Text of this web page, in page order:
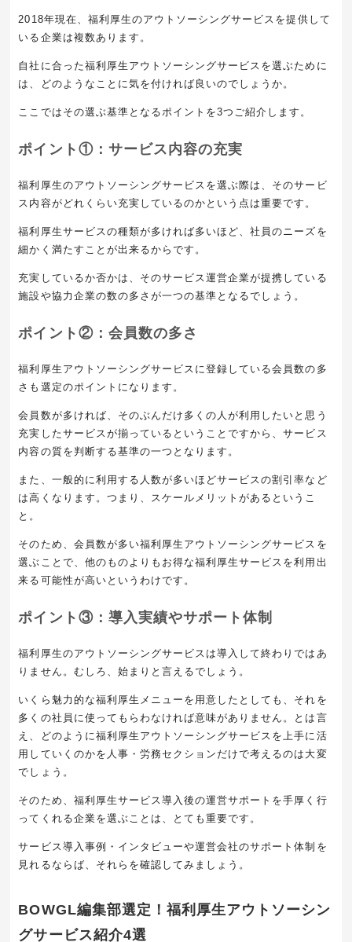
2018年現在、福利厚生のアウトソーシングサービスを提供して
いる企業は複数あります。
自社に合った福利厚生アウトソーシングサービスを選ぶために
は、どのようなことに気を付ければ良いのでしょうか。
ここではその選ぶ基準となるポイントを3つご紹介します。
ポイント①：サービス内容の充実
福利厚生のアウトソーシングサービスを選ぶ際は、そのサービ
ス内容がどれくらい充実しているのかという点は重要です。
福利厚生サービスの種類が多ければ多いほど、社員のニーズを
細かく満たすことが出来るからです。
充実しているか否かは、そのサービス運営企業が提携している
施設や協力企業の数の多さが一つの基準となるでしょう。
ポイント②：会員数の多さ
福利厚生アウトソーシングサービスに登録している会員数の多
さも選定のポイントになります。
会員数が多ければ、そのぶんだけ多くの人が利用したいと思う
充実したサービスが揃っているということですから、サービス
内容の質を判断する基準の一つとなります。
また、一般的に利用する人数が多いほどサービスの割引率など
は高くなります。つまり、スケールメリットがあるというこ
と。
そのため、会員数が多い福利厚生アウトソーシングサービスを
選ぶことで、他のものよりもお得な福利厚生サービスを利用出
来る可能性が高いというわけです。
ポイント③：導入実績やサポート体制
福利厚生のアウトソーシングサービスは導入して終わりではあ
りません。むしろ、始まりと言えるでしょう。
いくら魅力的な福利厚生メニューを用意したとしても、それを
多くの社員に使ってもらわなければ意味がありません。とは言
え、どのように福利厚生アウトソーシングサービスを上手に活
用していくのかを人事・労務セクションだけで考えるのは大変
でしょう。
そのため、福利厚生サービス導入後の運営サポートを手厚く行
ってくれる企業を選ぶことは、とても重要です。
サービス導入事例・インタビューや運営会社のサポート体制を
見れるならば、それらを確認してみましょう。
BOWGL編集部選定！福利厚生アウトソーシン
グサービス紹介4選